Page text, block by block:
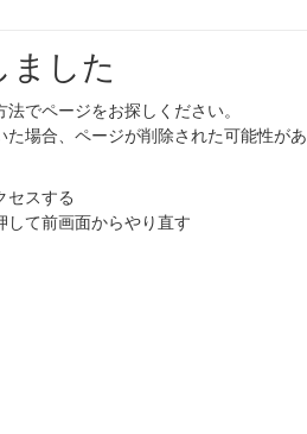
ました
でページをお探しください。
た場合、ページが削除された可能性があ
セスする
して前画面からやり直す